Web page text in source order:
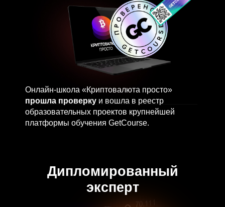
Живу на пассивный доход от крипто-
инвестиций с 2020 года
346% личный годовой рекорд дохода
от торговли активами
117% среднегодовая доходность
долгосрочного портфеля
Результатыот
нейро-трейдинга: